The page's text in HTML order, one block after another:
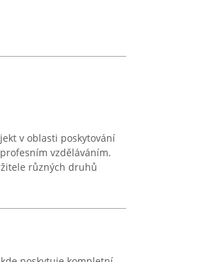
v oblasti poskytování
vzděláváním.
různých druhů